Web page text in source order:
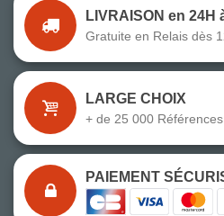
LIVRAISON en 24H
Gratuite en Relais dès
LARGE CHOIX
+ de 25 000 Références
PAIEMENT